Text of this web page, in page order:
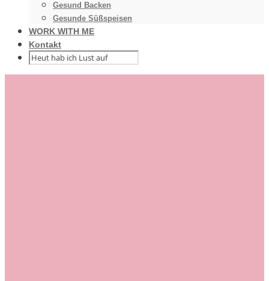
Gesund Backen
Gesunde Süßspeisen
WORK WITH ME
Kontakt